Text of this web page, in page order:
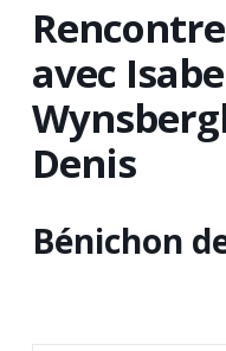
avec
Denis
Bénichon